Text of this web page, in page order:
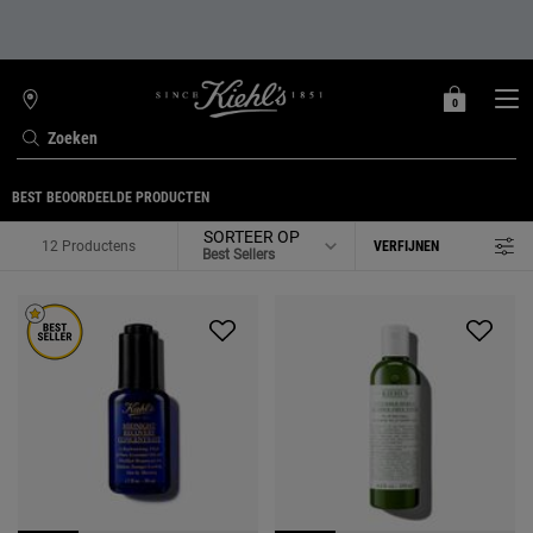
Zoeken
WINKELZOEKER
MIJN
0
0 PRODUCT
BEST BEOORDEELDE PRODUCTEN
12 Productens SORTEER OP VERFIJNEN
FILTER MENU